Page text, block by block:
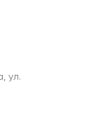
ул.